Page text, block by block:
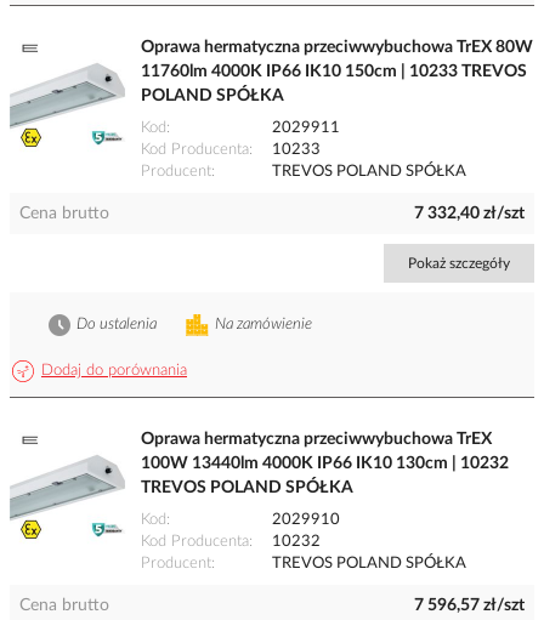
Oprawa hermatyczna przeciwwybuchowa TrEX 80W
11760lm 4000K IP66 IK10 150cm | 10233 TREVOS
POLAND SPÓŁKA
Kod
2029911
Kod Producenta
10233
Producent
TREVOS POLAND SPÓŁKA
Cena brutto 7 332,40 zł/szt
Pokaż szczegóły
Dodaj do porównania
Na zamówienie
Do ustalenia
Oprawa hermatyczna przeciwwybuchowa TrEX
100W 13440lm 4000K IP66 IK10 130cm | 10232
TREVOS POLAND SPÓŁKA
Kod
2029910
Kod Producenta
10232
Producent
TREVOS POLAND SPÓŁKA
Cena brutto 7 596,57 zł/szt